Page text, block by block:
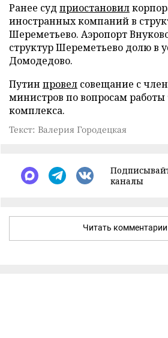
Ранее суд приостановил
иностранных компаний в
Шереметьево. Аэропорт
структур Шереметьево долю в
Домодедово.
Путин провел совещание с
министров по вопросам работы
комплекса.
Текст: Валерия Городецкая
каналы
Читать комментарии